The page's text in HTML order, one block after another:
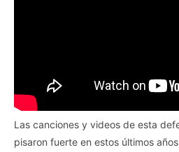
Las canciones y videos de esta
pisaron fuerte en estos últimos